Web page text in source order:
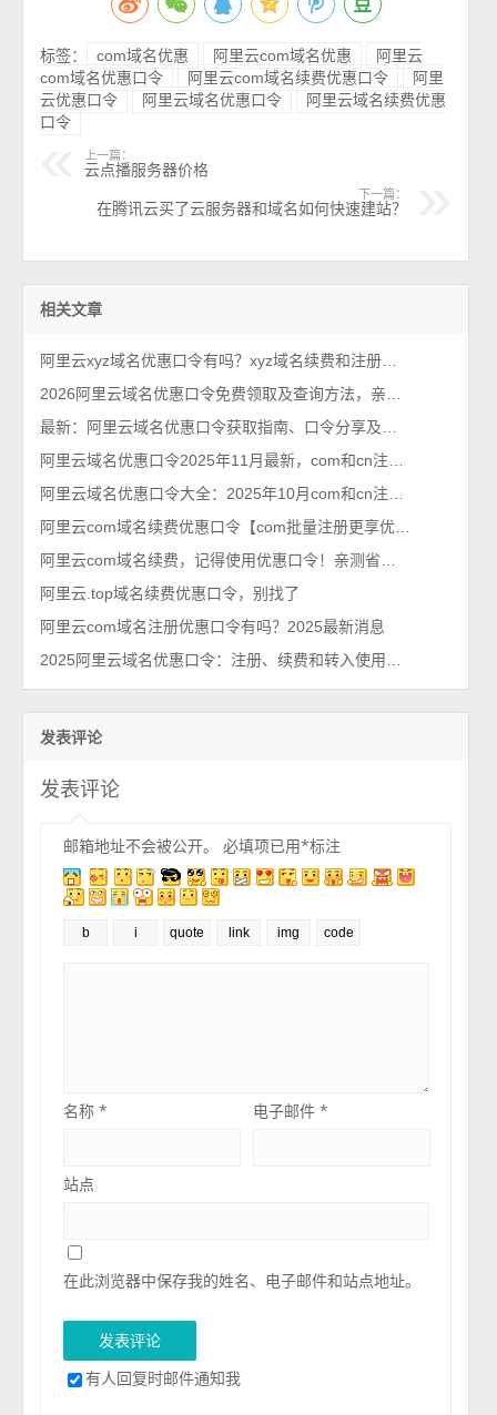
标签： com域名优惠 阿里云com域名优惠
阿里云
com域名优惠口令
阿里云com域名续费优惠口令
阿里
云优惠口令
阿里云域名优惠口令
阿里云域名续费优惠
口令
上一篇：
云点播服务器价格
下一篇：
在腾讯云买了云服务器和域名如何快速建站？
相关文章
阿里云.top域名续费优惠口令，别找了
阿里云com域名注册优惠口令有吗？2025最新消息
发表评论
发表评论
邮箱地址不会被公开。 必填项已用*标注
名称* 电子邮件*
站点
在此浏览器中保存我的姓名、电子邮件和站点地址。
有人回复时邮件通知我